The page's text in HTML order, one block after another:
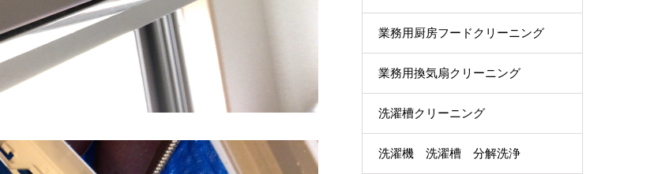
業務用厨房フードクリーニング
業務用換気扇クリーニング
洗濯槽クリーニング
洗濯機 洗濯槽 分解洗浄